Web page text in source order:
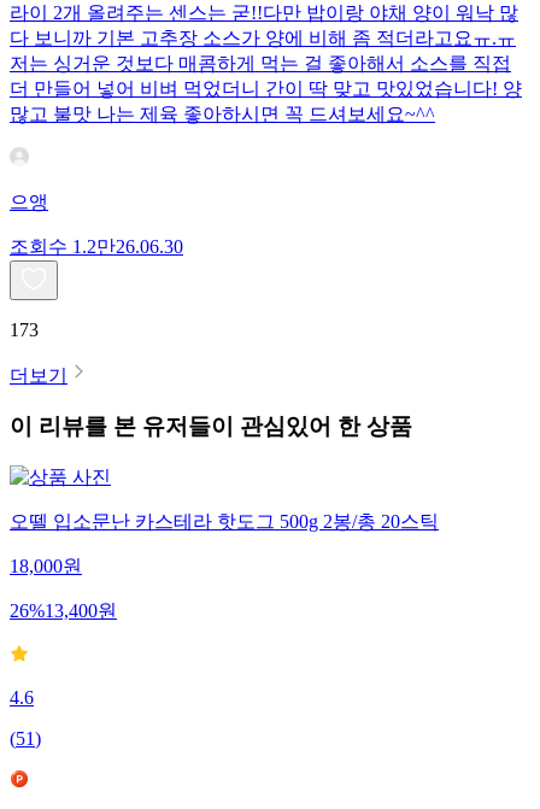
라이 2개 올려주는 센스는 굳!! ​다만 밥이랑 야채 양이 워낙 많
다 보니까 기본 고추장 소스가 양에 비해 좀 적더라고요ㅠ.ㅠ
저는 싱거운 것보다 매콤하게 먹는 걸 좋아해서 소스를 직접
더 만들어 넣어 비벼 먹었더니 간이 딱 맞고 맛있었습니다! 양
많고 불맛 나는 제육 좋아하시면 꼭 드셔보세요~^^
으앵
조회수 1.2만26.06.30
173
더보기
이 리뷰를 본 유저들이 관심있어 한 상품
오뗄 입소문난 카스테라 핫도그 500g 2봉/총 20스틱
18,000원
26%13,400원
4.6
(51)